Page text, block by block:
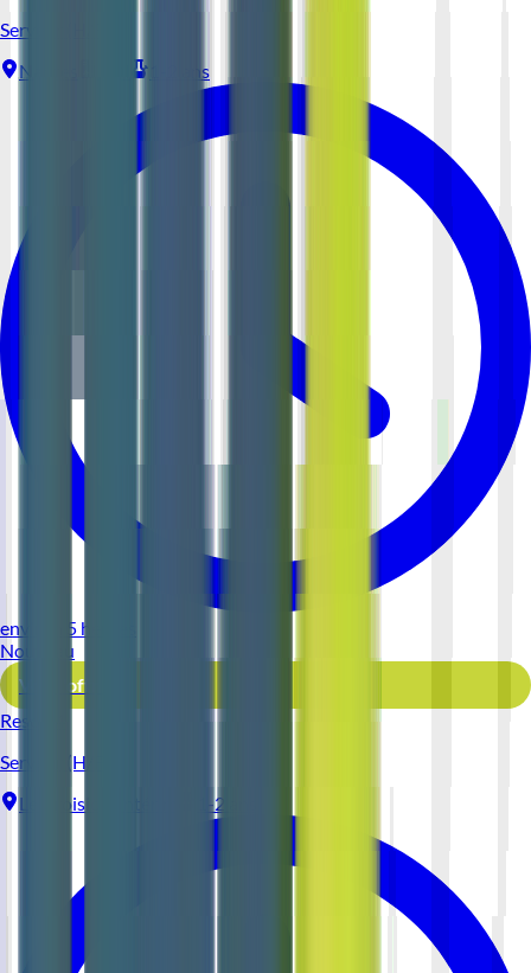
Serveur (H/F)
Nantes
1-2 ans
environ 5 heures
Nouveau
Voir l'offre
Reso 44
Serveur (H/F)
Le Croisic
1-2 ans